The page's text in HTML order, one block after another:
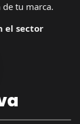
tu marca.
el sector